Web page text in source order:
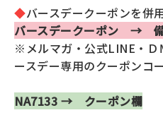
よく
◆バースデークーポンを併
バースデークーポン →
※メルマガ・公式LINE・Ｄ
ースデー専用のクーポンコ
NA7133 → クーポン欄